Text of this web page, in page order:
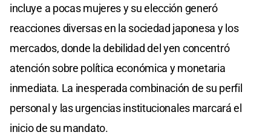
incluye a pocas mujeres y su elección generó
reacciones diversas en la sociedad japonesa y los
mercados, donde la debilidad del yen concentró
atención sobre política económica y monetaria
inmediata. La inesperada combinación de su perfil
personal y las urgencias institucionales marcará el
inicio de su mandato.